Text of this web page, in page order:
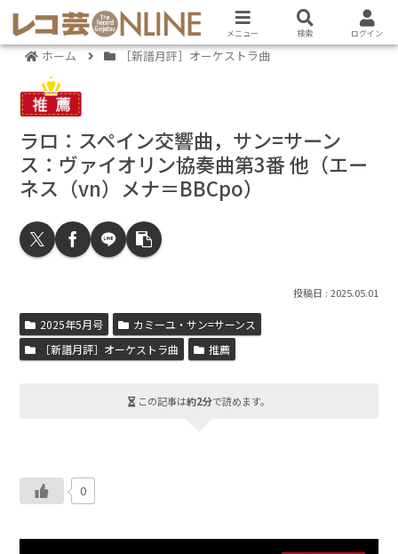
ホーム ［新譜月評］オーケストラ曲
ラロ：スペイン交響曲，サン=サーン
ス：ヴァイオリン協奏曲第3番 他（エー
ネス（vn）メナ＝BBCpo）
2025.05.01
2025年5月号
カミーユ・サン=サーンス
［新譜月評］オーケストラ曲
推薦
この記事は約2分で読めます。
0
メニュー 検索 ログイン